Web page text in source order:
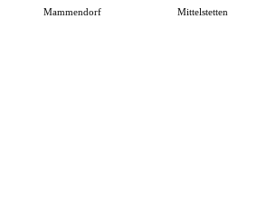
Mammendorf Mittelstetten